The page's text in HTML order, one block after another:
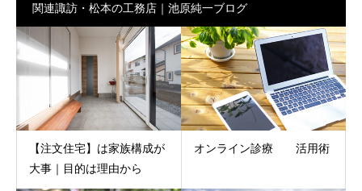
関連諏訪・松本の工務店｜池原純一ブログ
【注文住宅】は家族構成が
大事｜目的は理由から
オンライン診療 活用術